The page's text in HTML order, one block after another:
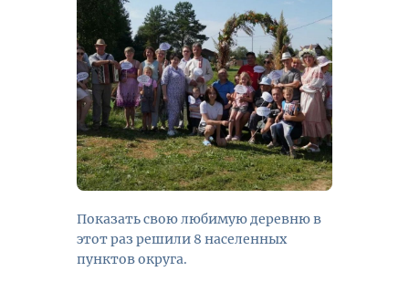
Показать свою любимую деревню в
этот раз решили 8 населенных
пунктов округа.